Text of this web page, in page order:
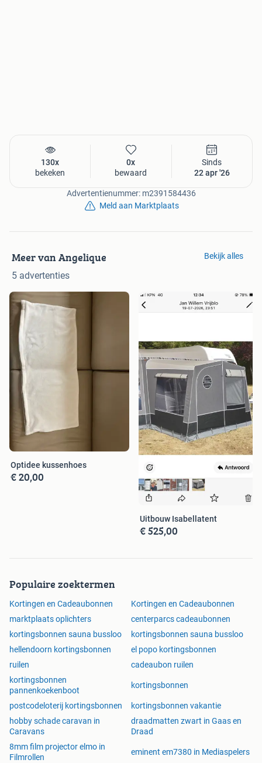
130x
bekeken
0x
bewaard
Sinds
22 apr '26
Advertentienummer: m2391584436
Meld aan Marktplaats
Meer van Angelique
5 advertenties
Bekijk alles
Optidee kussenhoes
€ 20,00
Uitbouw Isabellatent
€ 525,00
Populaire zoektermen
Kortingen en Cadeaubonnen
Kortingen en Cadeaubonnen
marktplaats oplichters
centerparcs cadeaubonnen
kortingsbonnen sauna bussloo
kortingsbonnen sauna bussloo
hellendoorn kortingsbonnen
el popo kortingsbonnen
ruilen
cadeaubon ruilen
kortingsbonnen
pannenkoekenboot
kortingsbonnen
postcodeloterij kortingsbonnen
kortingsbonnen vakantie
hobby schade caravan in
Caravans
draadmatten zwart in Gaas en
Draad
8mm film projector elmo in
Filmrollen
eminent em7380 in Mediaspelers